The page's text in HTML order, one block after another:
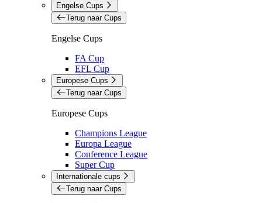
Engelse Cups
Terug naar Cups
Engelse Cups
FA Cup
EFL Cup
Europese Cups
Terug naar Cups
Europese Cups
Champions League
Europa League
Conference League
Super Cup
Internationale cups
Terug naar Cups